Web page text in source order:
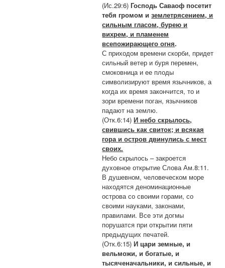
(Ис.29:6)Господь Саваоф посетит
тебя громом иземлетрясением, и
сильным гласом, бурею и
вихрем, и пламенем
всепожирающего огня.
С приходом времени скорби, придет
сильный ветер и буря перемен,
смоковница и ее плоды
символизируют время язычников, а
когда их время закончится, то и
зори времени поган, язычников
падают на землю.
(Отк.6:14)И небо скрылось,
свившись как свиток; и всякая
гора и остров двинулись с мест
своих.
Небо скрылось – закроется
духовное открытие Слова Ам.8:11.
В душевном, человеческом море
находятся деноминационные
острова со своими горами, со
своими науками, законами,
правилами. Все эти догмы
порушатся при открытии пяти
предыдущих печатей.
(Отк.6:15)И цари земные, и
вельможи, и богатые, и
тысяченачальники, и сильные, и